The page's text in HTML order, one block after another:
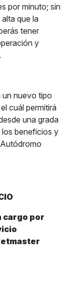
por minuto; sin
que la
tener
y
un nuevo tipo
cuál permitirá
una grada
los beneficios y
cargo por